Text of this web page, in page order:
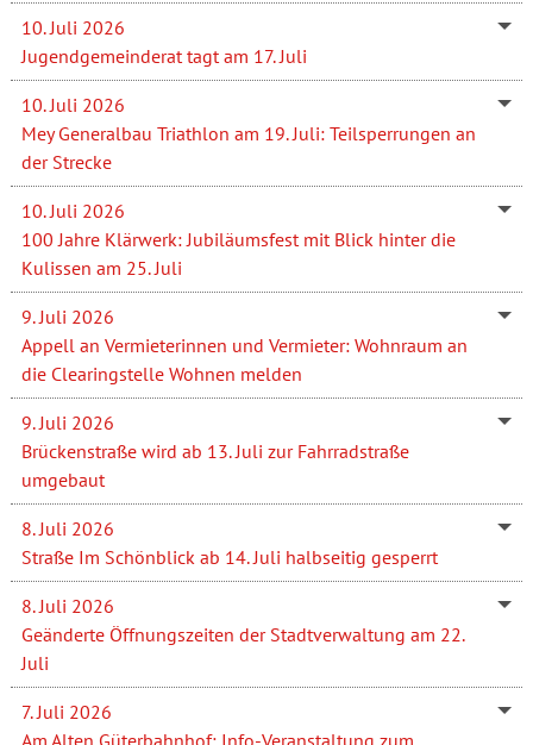
10. Juli 2026
Jugendgemeinderat tagt am 17. Juli
10. Juli 2026
Mey Generalbau Triathlon am 19. Juli: Teilsperrungen an
der Strecke
10. Juli 2026
100 Jahre Klärwerk: Jubiläumsfest mit Blick hinter die
Kulissen am 25. Juli
9. Juli 2026
Appell an Vermieterinnen und Vermieter: Wohnraum an
die Clearingstelle Wohnen melden
9. Juli 2026
Brückenstraße wird ab 13. Juli zur Fahrradstraße
umgebaut
8. Juli 2026
Straße Im Schönblick ab 14. Juli halbseitig gesperrt
8. Juli 2026
Geänderte Öffnungszeiten der Stadtverwaltung am 22.
Juli
7. Juli 2026
Am Alten Güterbahnhof: Info-Veranstaltung zum